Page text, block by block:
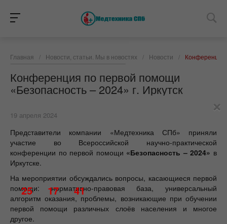
Главная / Новости, статьи. Мы в новостях / Новости / Конференция
Конференция по первой помощи
«Безопасность – 2024» г. Иркутск
19 апреля 2024
Представители компании «Медтехника СПб» приняли
участие во Всероссийской научно-практической
конференции по первой помощи «Безопасность – 2024» в
Иркутске.
На мероприятии обсуждались вопросы, касающиеся первой
помощи: нормативно-правовая база, универсальный
алгоритм оказания, проблемы, возникающие при обучении
первой помощи различных слоёв населения и многое
другое.
×
25 17 41